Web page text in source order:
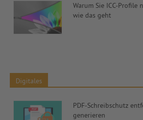
Warum Sie ICC-Profile
wie das geht
Digitales
PDF-Schreibschutz
generieren